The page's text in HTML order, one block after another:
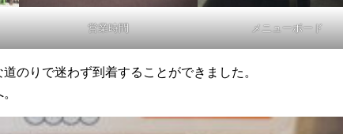
営業時間 メニューボード
のりで迷わず到着することができました。